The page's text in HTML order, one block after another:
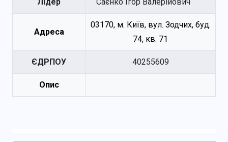
Адреса
03170, м. Київ, вул. Зодчих, буд.
74, кв. 71
ЄДРПОУ 40255609
Опис